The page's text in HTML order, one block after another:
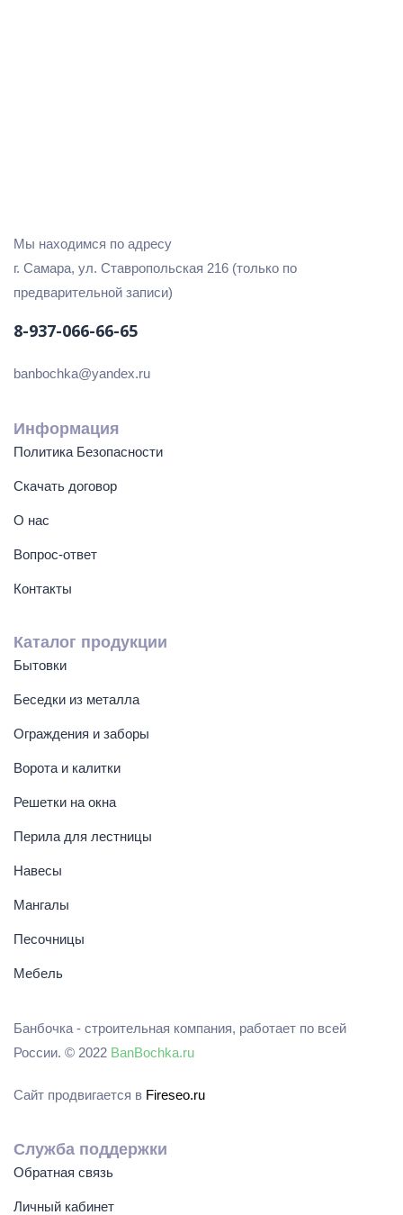
Мы находимся по адресу
г. Самара, ул. Ставропольская 216 (только по
предварительной записи)
8-937-066-66-65
banbochka@yandex.ru
Информация
Политика Безопасности
Скачать договор
О нас
Вопрос-ответ
Контакты
Каталог продукции
Бытовки
Беседки из металла
Ограждения и заборы
Ворота и калитки
Решетки на окна
Перила для лестницы
Навесы
Мангалы
Песочницы
Мебель
Банбочка - строительная компания, работает по всей
России. © 2022 BanBochka.ru
Сайт продвигается в Fireseo.ru
Служба поддержки
Обратная связь
Личный кабинет